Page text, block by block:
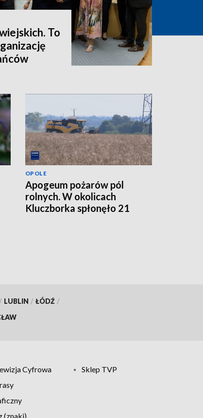
To
OPOLE
Apogeum pożarów pól
rolnych. W okolicach
Kluczborka spłonęło 21
/ LUBLIN / ŁÓDŹ /
Cyfrowa
Sklep TVP
(znaki)